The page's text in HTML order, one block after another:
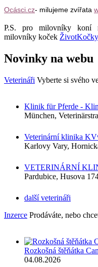
Ocásci.cz- milujeme zvířata
P.S. pro milovníky koní
milovníky koček
Novinky na webu
Veterináři Vyberte si svého
Klinik für Pferde -
München,
Veterinární klinika
Karlovy Vary,
VETERINÁRNÍ
Pardubice, Husova
další veterináři
Inzerce Prodáváte, nebo
Rozkošná štěňátka
04.08.2026